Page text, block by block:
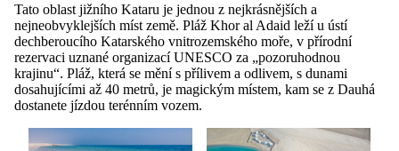
Tato oblast jižního Kataru je jednou z nejkrásnějších a
nejneobvyklejších míst země. Pláž Khor al Adaid leží u ústí
dechberoucího Katarského vnitrozemského moře, v přírodní
rezervaci uznané organizací UNESCO za „pozoruhodnou
krajinu“. Pláž, která se mění s přílivem a odlivem, s dunami
dosahujícími až 40 metrů, je magickým místem, kam se z Dauhá
dostanete jízdou terénním vozem.